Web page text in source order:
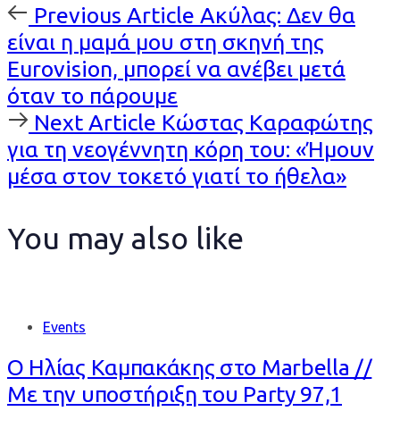
Previous
Article
Previous Article Ακύλας: Δεν θα
είναι η μαμά μου στη σκηνή της
Eurovision, μπορεί να ανέβει μετά
όταν το πάρουμε
Next
Article
Next Article Κώστας Καραφώτης
για τη νεογέννητη κόρη του: «Ήμουν
μέσα στον τοκετό γιατί το ήθελα»
You may also like
Events
Ο Ηλίας Καμπακάκης στο Marbella //
Με την υποστήριξη του Party 97,1